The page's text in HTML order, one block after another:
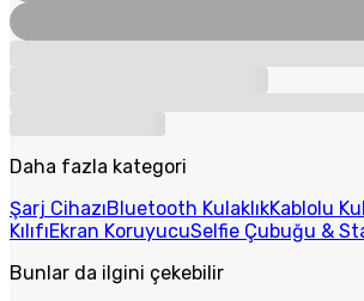
Daha fazla kategori
Şarj CihazıBluetooth KulaklıkKablolu
KılıfıEkran KoruyucuSelfie Çubuğu &
Bunlar da ilgini çekebilir